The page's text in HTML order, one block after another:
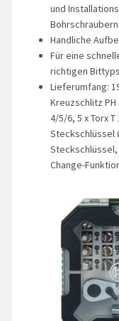
und
Handliche
Für eine
richtigen
Lieferumfang:
Kreuzschlitz PH
4/5/6, 5 x Torx
Steckschlüssel
Steckschlüssel,
Change-